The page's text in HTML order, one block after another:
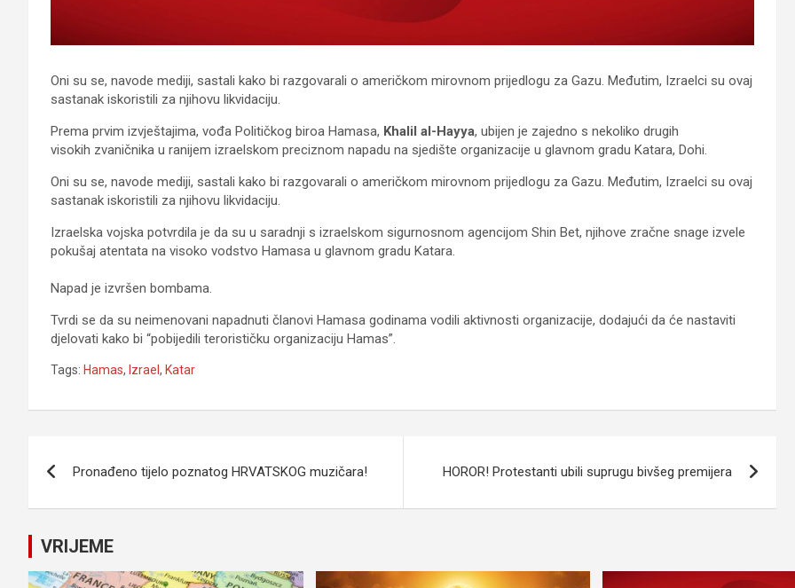
Oni su se, navode mediji, sastali kako bi razgovarali o američkom mirovnom prijedlogu za Gazu. Međutim, Izraelci su ovaj
sastanak iskoristili za njihovu likvidaciju.
Prema prvim izvještajima, vođa Političkog biroa Hamasa, Khalil al-Hayya, ubijen je zajedno s nekoliko drugih
visokih zvaničnika u ranijem izraelskom preciznom napadu na sjedište organizacije u glavnom gradu Katara, Dohi.
Oni su se, navode mediji, sastali kako bi razgovarali o američkom mirovnom prijedlogu za Gazu. Međutim, Izraelci su ovaj
sastanak iskoristili za njihovu likvidaciju.
Izraelska vojska potvrdila je da su u saradnji s izraelskom sigurnosnom agencijom Shin Bet, njihove zračne snage izvele
pokušaj atentata na visoko vodstvo Hamasa u glavnom gradu Katara.
Napad je izvršen bombama.
Tvrdi se da su neimenovani napadnuti članovi Hamasa godinama vodili aktivnosti organizacije, dodajući da će nastaviti
djelovati kako bi “pobijedili terorističku organizaciju Hamas”.
Tags: Hamas, Izrael , Katar
članaka
Pronađeno tijelo poznatog HRVATSKOG muzičara! HOROR! Protestanti ubili suprugu bivšeg premijera
VRIJEME